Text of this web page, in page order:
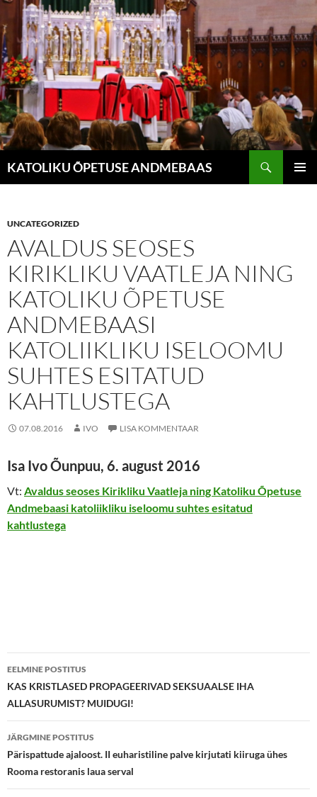
Liigu
sisu
juurde
KATOLIKU ÕPETUSE ANDMEBAAS
UNCATEGORIZED
AVALDUS SEOSES
KIRIKLIKU VAATLEJA NING
KATOLIKU ÕPETUSE
ANDMEBAASI
KATOLIIKLIKU ISELOOMU
SUHTES ESITATUD
KAHTLUSTEGA
07.08.2016 IVO LISA KOMMENTAAR
Isa Ivo Õunpuu, 6. august 2016
Vt: Avaldus seoses Kirikliku Vaatleja ning Katoliku Õpetuse
Andmebaasi katoliikliku iseloomu suhtes esitatud
kahtlustega
Postituste
töölaud
EELMINE POSTITUS
KAS KRISTLASED PROPAGEERIVAD SEKSUAALSE IHA
ALLASURUMIST? MUIDUGI!
JÄRGMINE POSTITUS
Pärispattude ajaloost. II euharistiline palve kirjutati kiiruga ühes
Rooma restoranis laua serval